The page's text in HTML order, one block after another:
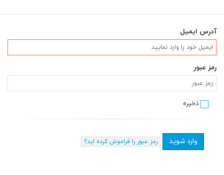
آدرس ایمیل
رمز عبور
ذخیره
رمز عبور را فراموش کرده اید؟